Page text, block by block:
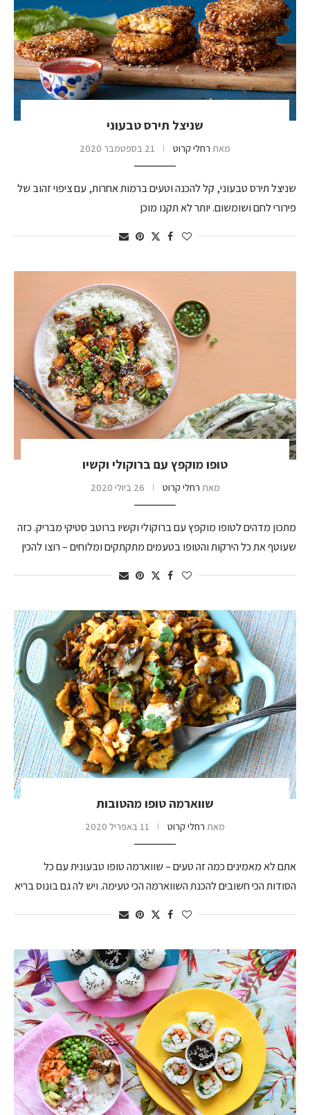
שניצל תירס טבעוני
מאת רחלי קרוט 21 בספטמבר 2020
שניצל תירס טבעוני, קל להכנה וטעים ברמות אחרות, עם ציפוי זהוב של
פירורי לחם ושומשום. יותר לא תקנו מוכן
טופו מוקפץ עם ברוקולי וקשיו
מאת רחלי קרוט 26 ביולי 2020
מתכון מדהים לטופו מוקפץ עם ברוקולי וקשיו ברוטב סטיקי מבריק. כזה
שעוטף את כל הירקות והטופו בטעמים מתקתקים ומלוחים – רוצו להכין
שווארמה טופו מהטובות
מאת רחלי קרוט 11 באפריל 2020
אתם לא מאמינים כמה זה טעים – שווארמה טופו טבעונית עם כל
הסודות הכי חשובים להכנת השווארמה הכי טעימה. ויש לה גם בונוס בריא